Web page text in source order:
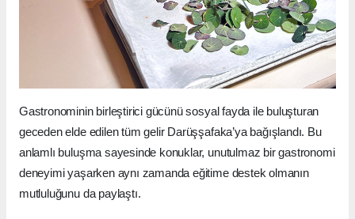
Gastronominin birleştirici gücünü sosyal fayda ile buluşturan
geceden elde edilen tüm gelir Darüşşafaka’ya bağışlandı. Bu
anlamlı buluşma sayesinde konuklar, unutulmaz bir gastronomi
deneyimi yaşarken aynı zamanda eğitime destek olmanın
mutluluğunu da paylaştı.